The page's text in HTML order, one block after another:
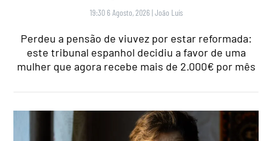
19:30 6 Agosto, 2026 |João Luís
Perdeu a pensão de viuvez por estar reformada:
este tribunal espanhol decidiu a favor de uma
mulher que agora recebe mais de 2.000€ por mês